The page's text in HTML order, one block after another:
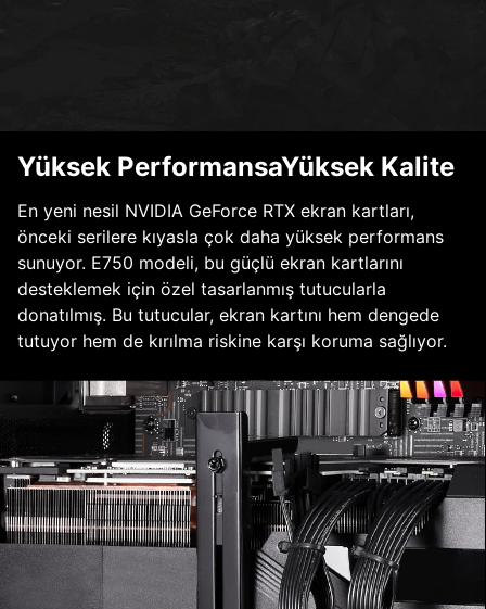
Yüksek PerformansaYüksek Kalite
En yeni nesil NVIDIA GeForce RTX ekran kartları,
önceki serilere kıyasla çok daha yüksek performans
sunuyor. E750 modeli, bu güçlü ekran kartlarını
desteklemek için özel tasarlanmış tutucularla
donatılmış. Bu tutucular, ekran kartını hem dengede
tutuyor hem de kırılma riskine karşı koruma sağlıyor.